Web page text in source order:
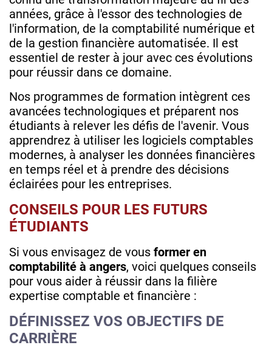
années, grâce à l'essor des technologies de
l'information, de la comptabilité numérique et
de la gestion financière automatisée. Il est
essentiel de rester à jour avec ces évolutions
pour réussir dans ce domaine.
Nos programmes de formation intègrent ces
avancées technologiques et préparent nos
étudiants à relever les défis de l'avenir. Vous
apprendrez à utiliser les logiciels comptables
modernes, à analyser les données financières
en temps réel et à prendre des décisions
éclairées pour les entreprises.
CONSEILS POUR LES FUTURS
ÉTUDIANTS
Si vous envisagez de vous former en
comptabilité à angers, voici quelques conseils
pour vous aider à réussir dans la filière
expertise comptable et financière :
DÉFINISSEZ VOS OBJECTIFS DE
CARRIÈRE